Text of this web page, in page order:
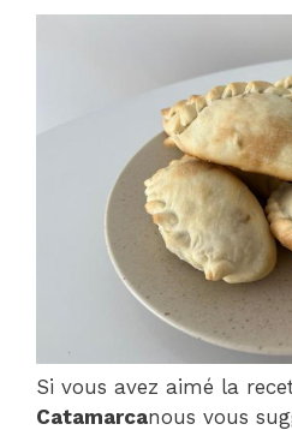
Si vous avez aimé la
Catamarcanous vous